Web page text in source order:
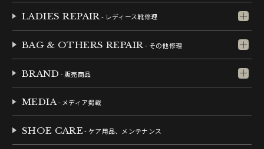
LADIES REPAIR- レディース靴修理
BAG & OTHERS REPAIR- その他修理
BRAND - 販売商品
MEDIA- メディア掲載
SHOE CARE- ケア用品、メンテナンス